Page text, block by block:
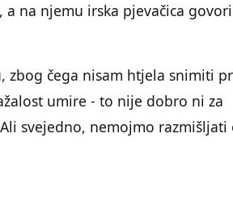
na njemu irska pjevačica
čega nisam htjela snimiti
umire - to nije dobro ni za
svejedno, nemojmo razmišljati